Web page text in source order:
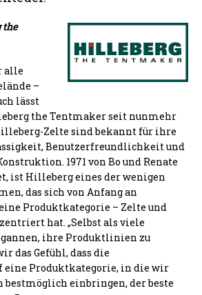
the
alle
–
lässt
the Tentmaker seit nunmehr
Zelte sind bekannt für ihre
Benutzerfreundlichkeit und
1971 von Bo und Renate
ist Hilleberg eines der wenigen
das sich von Anfang an
Produktkategorie – Zelte und
hat. „Selbst als viele
ihre Produktlinien zu
das Gefühl, dass die
eine Produktkategorie, in die wir
bestmöglich einbringen, der beste